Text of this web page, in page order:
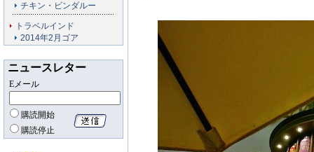
チキン・ビンダルー
トラベルインド
2014年2月ゴア
ニュースレター
Eメール
購読開始
購読停止